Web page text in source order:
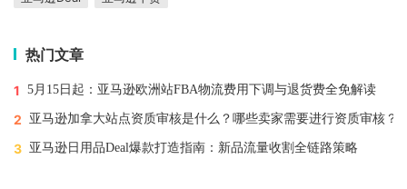
热门文章
1 5月15日起：亚马逊欧洲站FBA物流费用下调与退货费全免解读
2 亚马逊加拿大站点资质审核是什么？哪些卖家需要进行资质审核？
3 亚马逊日用品Deal爆款打造指南：新品流量收割全链路策略